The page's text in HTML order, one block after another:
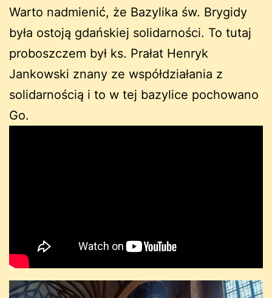
Warto nadmienić, że Bazylika św. Brygidy
była ostoją gdańskiej solidarności. To tutaj
proboszczem był ks. Prałat Henryk
Jankowski znany ze współdziałania z
solidarnością i to w tej bazylice pochowano
Go.